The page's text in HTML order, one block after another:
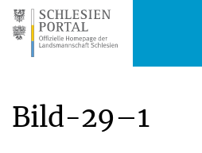
Bild-29–1